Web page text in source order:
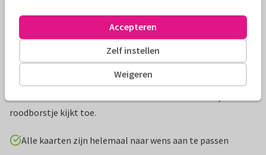
Productinformatie
Een lieve illustratie met konijn en vos in het bos onder de
roodborstje kijkt toe.
Alle kaarten zijn helemaal naar wens aan te passen
Weigeren
Zelf instellen
Accepteren